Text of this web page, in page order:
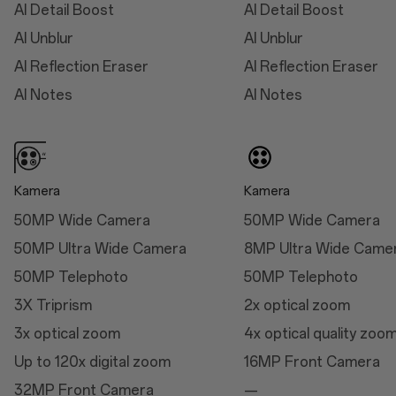
Thickness: 8.9 mm
(Midnight Ocean)
Weight: 213g (Arctic
Dawn/Black Eclipse)
Ocean)
Mitat
Korkeus
Leveys
Paksuus
AI Detail Boost
AI Unblur
AI Reflection Eraser
AI Notes
Kamera
50MP Wide Camera
50MP Ultra Wide Camera
50MP Telephoto
3X Triprism
3x optical zoom
Up to 120x digital zoom
32MP Front Camera
AI Detail Boost
AI Unblur
AI Reflection Eraser
AI Notes
Kamera
50MP Wide Camera
8MP Ultra Wide
50MP Telephoto
2x optical zoom
4x optical quality
16MP Front Camera
—